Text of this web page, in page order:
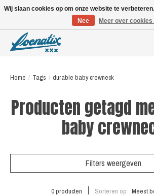
Home / Tags / durable baby crewneck
Producten getagd
baby
Filters weergeven
0 producten Sorteren op Meest
Wij slaan cookies op om onze website te
Nee
Meer over cookies